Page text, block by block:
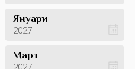
Януари
2027
Март